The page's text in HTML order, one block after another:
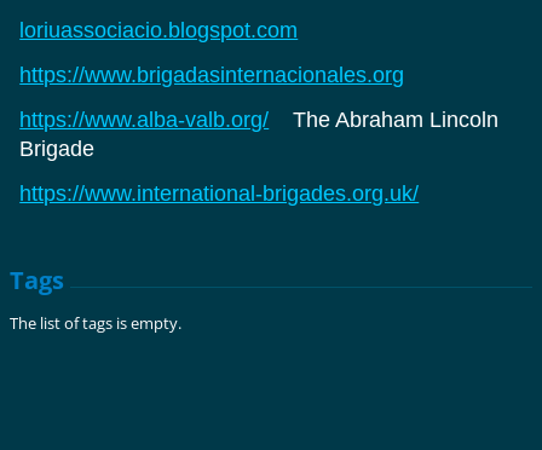
loriuassociacio.blogspot.com
https://www.brigadasinternacionales.org
https://www.alba-valb.org/ The Abraham Lincoln
Brigade
https://www.international-brigades.org.uk/
Tags
The list of tags is empty.